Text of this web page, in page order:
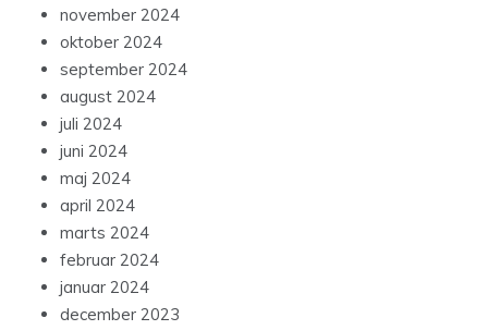
november 2024
oktober 2024
september 2024
august 2024
juli 2024
juni 2024
maj 2024
april 2024
marts 2024
februar 2024
januar 2024
december 2023